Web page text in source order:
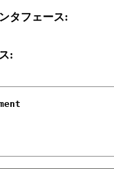
タフェース:
: